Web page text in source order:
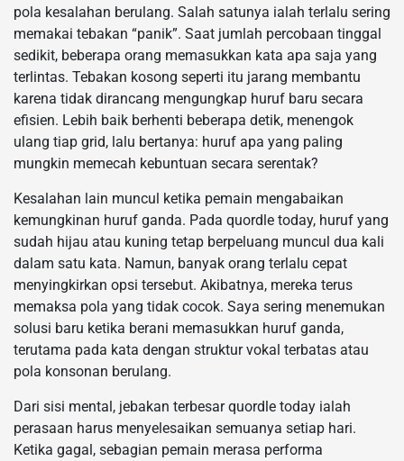
pola kesalahan berulang. Salah satunya ialah terlalu sering
memakai tebakan “panik”. Saat jumlah percobaan tinggal
sedikit, beberapa orang memasukkan kata apa saja yang
terlintas. Tebakan kosong seperti itu jarang membantu
karena tidak dirancang mengungkap huruf baru secara
efisien. Lebih baik berhenti beberapa detik, menengok
ulang tiap grid, lalu bertanya: huruf apa yang paling
mungkin memecah kebuntuan secara serentak?
Kesalahan lain muncul ketika pemain mengabaikan
kemungkinan huruf ganda. Pada quordle today, huruf yang
sudah hijau atau kuning tetap berpeluang muncul dua kali
dalam satu kata. Namun, banyak orang terlalu cepat
menyingkirkan opsi tersebut. Akibatnya, mereka terus
memaksa pola yang tidak cocok. Saya sering menemukan
solusi baru ketika berani memasukkan huruf ganda,
terutama pada kata dengan struktur vokal terbatas atau
pola konsonan berulang.
Dari sisi mental, jebakan terbesar quordle today ialah
perasaan harus menyelesaikan semuanya setiap hari.
Ketika gagal, sebagian pemain merasa performa